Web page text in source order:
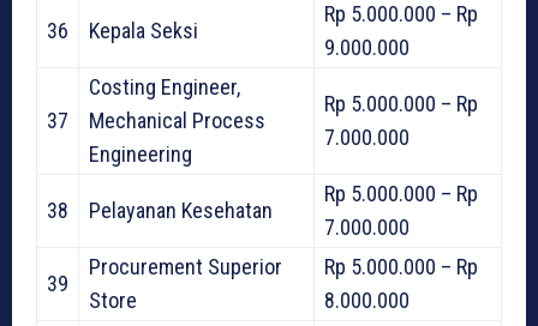
36 Kepala Seksi
Rp 5.000.000 – Rp
9.000.000
37
Costing Engineer,
Mechanical Process
Engineering
Rp 5.000.000 – Rp
7.000.000
38 Pelayanan Kesehatan
Rp 5.000.000 – Rp
7.000.000
39
Procurement Superior
Store
Rp 5.000.000 – Rp
8.000.000